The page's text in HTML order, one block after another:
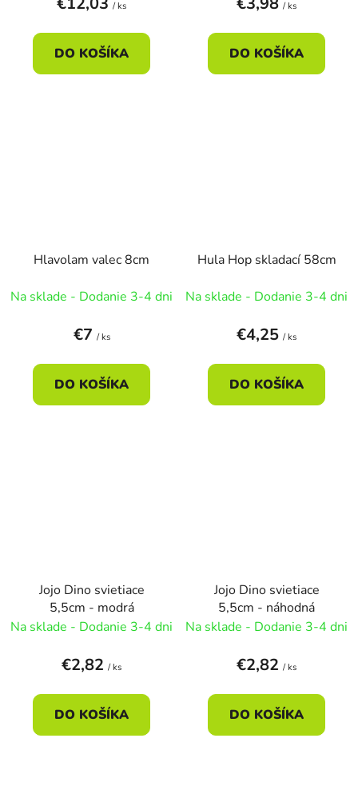
/ ks
DO KOŠÍKA
/ ks
DO KOŠÍKA
Hlavolam valec 8cm
Na sklade - Dodanie 3-4 dni
€7 / ks
DO KOŠÍKA
Hula Hop skladací 58cm
Na sklade - Dodanie 3-4 dni
€4,25 / ks
DO KOŠÍKA
Jojo Dino svietiace
5,5cm - modrá
Na sklade - Dodanie 3-4 dni
€2,82 / ks
DO KOŠÍKA
Jojo Dino svietiace
5,5cm - náhodná
Na sklade - Dodanie 3-4 dni
€2,82 / ks
DO KOŠÍKA